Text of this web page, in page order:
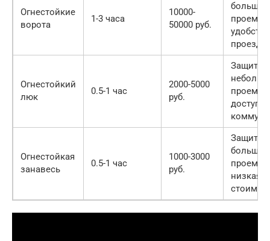
Огнестойкие
ворота
1-3 часа
10000-
50000 руб.
больших
проемов,
удобство
проезда
Огнестойкий
люк
0.5-1 час
2000-5000
руб.
Защита
проемов,
доступ к
Огнестойкая
занавесь
0.5-1 час
1000-3000
руб.
Защита
больших
проемов,
низкая